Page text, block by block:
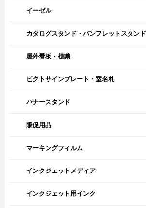
イーゼル
カタログスタンド・パンフレットスタンド
屋外看板・標識
ピクトサインプレート・室名札
バナースタンド
販促用品
マーキングフィルム
インクジェットメディア
インクジェット用インク